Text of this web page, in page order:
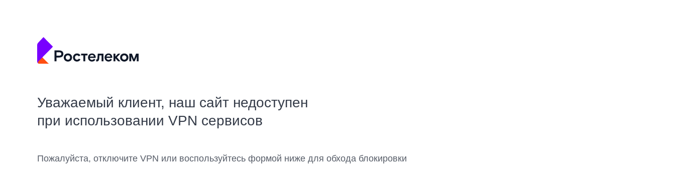
Уважаемый клиент, наш сайт недоступен
при использовании VPN сервисов
Пожалуйста, отключите VPN или воспользуйтесь формой ниже для обхода блокировки